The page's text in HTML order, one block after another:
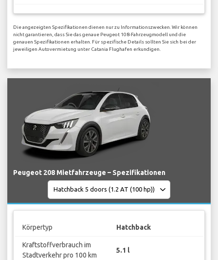
Die angezeigten Spezifikationen dienen nur zu Informationszwecken. Wir können
nicht garantieren, dass Sie das genaue Peugeot 108-Fahrzeugmodell und die
genauen Spezifikationen erhalten. Für spezifische Details sollten Sie sich bei der
jeweiligen Autovermietung unter Catania Flughafen erkundigen.
Peugeot 208 Mietfahrzeuge – Spezifikationen
Körpertyp Hatchback
Kraftstoffverbrauch im
Stadtverkehr pro 100 km
5.1 l